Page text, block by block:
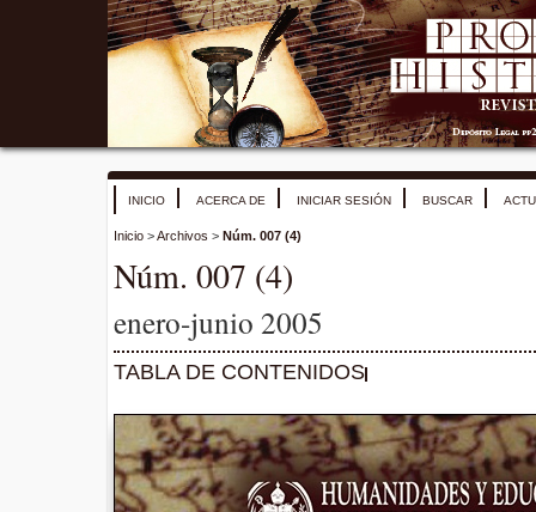
INICIO ACERCA DE INICIAR SESIÓN BUSCAR
Inicio >Archivos > Núm. 007 (4)
Núm. 007 (4)
enero-junio 2005
TABLA DE CONTENIDOS